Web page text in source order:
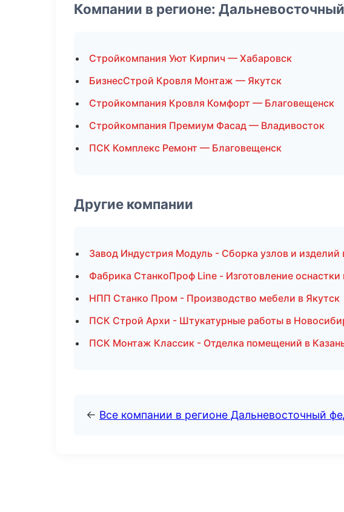
Компании в регионе:
Стройкомпания Уют Кирпич — Хабаровск
БизнесСтрой Кровля Монтаж — Якутск
Стройкомпания Кровля Комфорт — Благовещенск
Стройкомпания Премиум Фасад — Владивосток
ПСК Комплекс Ремонт — Благовещенск
Другие компании
Завод Индустрия Модуль - Сборка узлов и изделий
Фабрика СтанкоПроф Line - Изготовление
НПП Станко Пром - Производство мебели в Якутск
ПСК Строй Архи - Штукатурные работы в
ПСК Монтаж Классик - Отделка помещений в
← Все компании в регионе Дальневосточный